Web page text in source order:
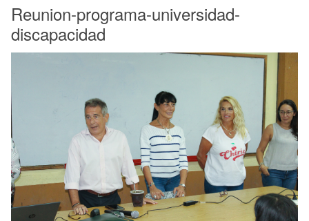
Reunion-programa-universidad-
discapacidad